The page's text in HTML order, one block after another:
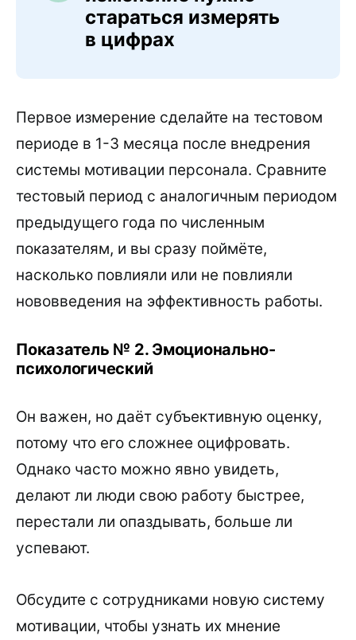
стараться измерять
в цифрах
Первое измерение сделайте на тестовом
периоде в 1-3 месяца после внедрения
системы мотивации персонала. Сравните
тестовый период с аналогичным периодом
предыдущего года по численным
показателям, и вы сразу поймёте,
насколько повлияли или не повлияли
нововведения на эффективность работы.
Показатель № 2. Эмоционально-
психологический
Он важен, но даёт субъективную оценку,
потому что его сложнее оцифровать.
Однако часто можно явно увидеть,
делают ли люди свою работу быстрее,
перестали ли опаздывать, больше ли
успевают.
Обсудите с сотрудниками новую систему
мотивации, чтобы узнать их мнение